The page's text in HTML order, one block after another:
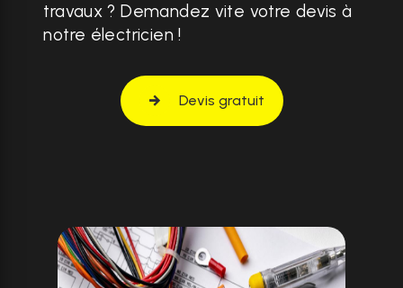
travaux ? Demandez vite votre devis à
notre électricien !
Devis gratuit